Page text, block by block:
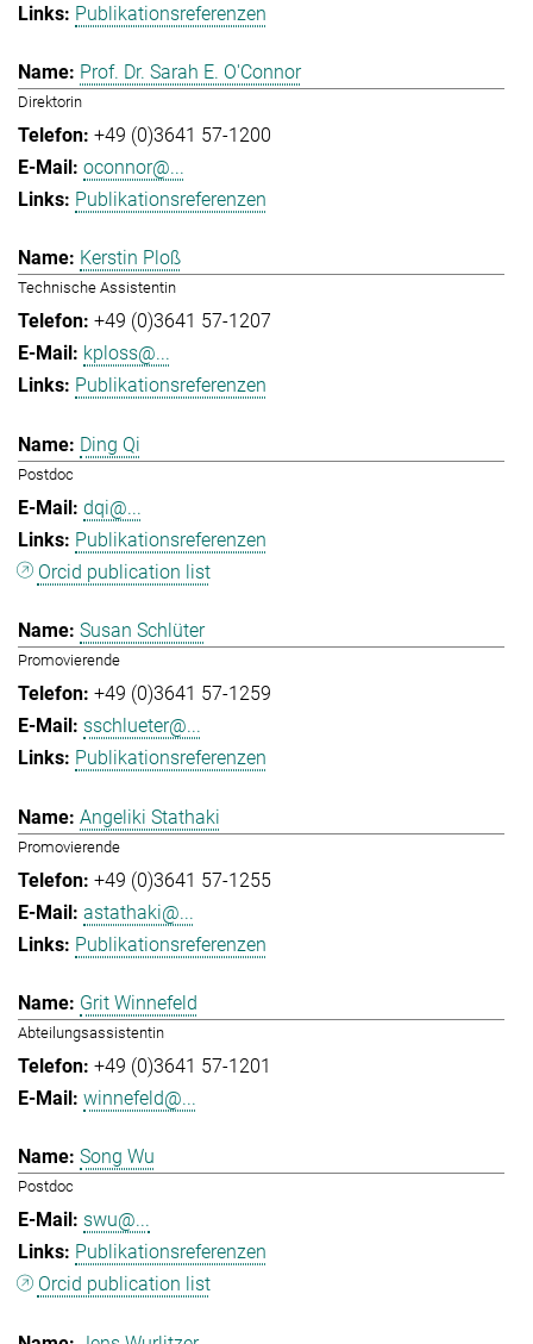
Publikationsreferenzen
Prof. Dr. Sarah E. O'Connor
Direktorin
+49 (0)3641 57-1200
oconnor@...
Publikationsreferenzen
Kerstin Ploß
Technische Assistentin
+49 (0)3641 57-1207
kploss@...
Publikationsreferenzen
Ding Qi
Postdoc
dqi@...
Publikationsreferenzen
Orcid publication list
Susan Schlüter
Promovierende
+49 (0)3641 57-1259
sschlueter@...
Publikationsreferenzen
Angeliki Stathaki
Promovierende
+49 (0)3641 57-1255
astathaki@...
Publikationsreferenzen
Grit Winnefeld
Abteilungsassistentin
+49 (0)3641 57-1201
winnefeld@...
Song Wu
Postdoc
swu@...
Publikationsreferenzen
Orcid publication list